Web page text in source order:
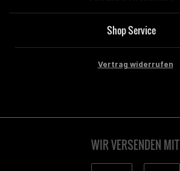
Shop Service
Vertrag widerrufen
WIR VERSENDEN MIT